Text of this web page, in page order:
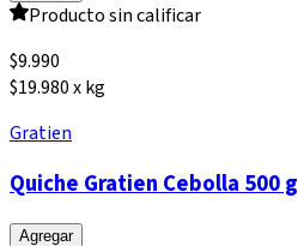
Producto sin calificar
$9.990
$19.980 x kg
Gratien
Quiche Gratien Cebolla 500 g
Agregar